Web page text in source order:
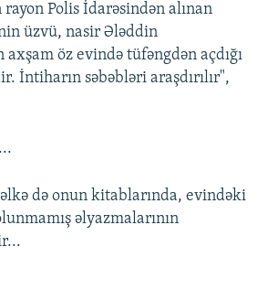
Polis İdarəsindən alınan
üzvü, nasir Ələddin
öz evində tüfəngdən açdığı
İntiharın səbəbləri araşdırılır",
də onun kitablarında, evindəki
əlyazmalarının